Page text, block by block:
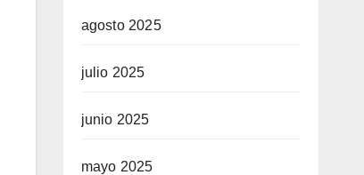
agosto 2025
julio 2025
junio 2025
mayo 2025